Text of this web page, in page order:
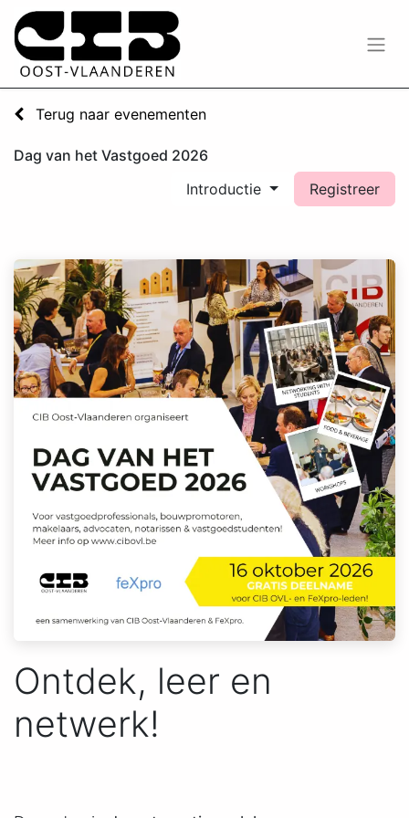
Terug naar evenementen
Dag van het Vastgoed 2026
Introductie
Registreer
Ontdek, leer en
netwerk!